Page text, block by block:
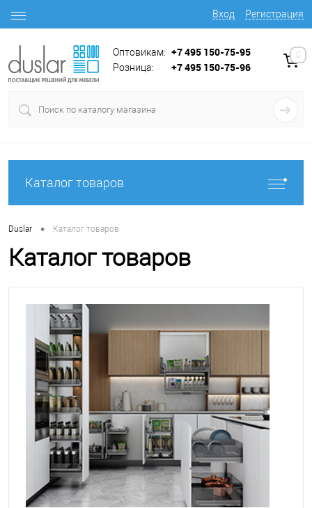
Вход Регистрация
Оптовикам: +7 495 150-75-95
Розница: +7 495 150-75-96
0
Каталог товаров
Duslar • Каталог товаров
Каталог товаров